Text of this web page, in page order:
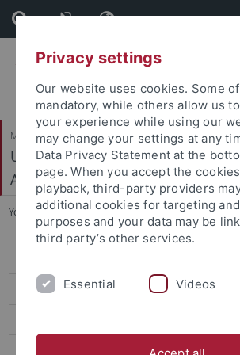
Skip
to
content
Skip
to
footer
Mathematisch-Naturwissenschaftliche Fakultät
Urgeschichte und
Archäologie
You are here: Startseite ... Tansania
Aktuelles
Privacy settings
Our website uses cookies. Some
mandatory, while others allow us
your experience while using our
may change your settings at any
Data Privacy Statement at the
page. When you accept the
playback, third-party providers
additional cookies for targeting
purposes and your data may be
third party’s other services.
Essential Videos